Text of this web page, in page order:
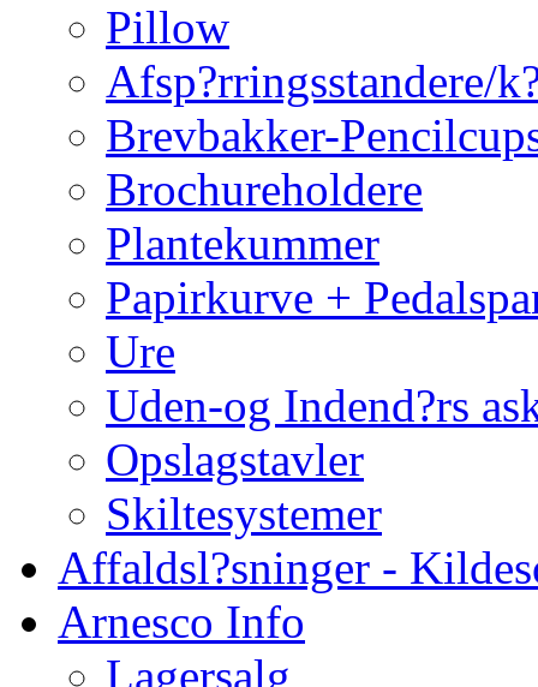
Pillow
Afsp?rringsstandere/
Brevbakker-
Brochureholdere
Plantekummer
Papirkurve +
Ure
Uden-og Indend?rs
Opslagstavler
Skiltesystemer
Affaldsl?sninger -
Arnesco Info
Lagersalg